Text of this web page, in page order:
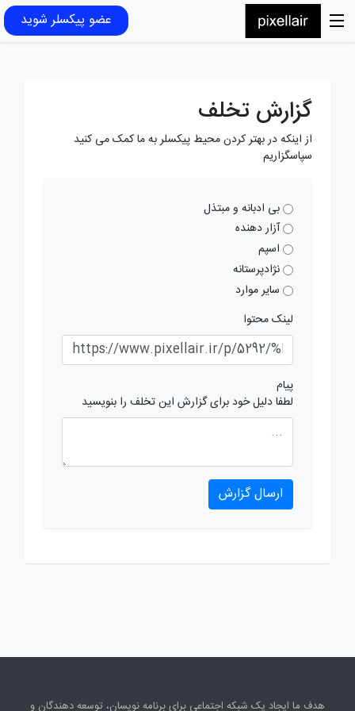
عضو پیکسلر شوید
گزارش تخلف
از اینکه در بهتر کردن محیط پیکسلر به ما کمک می کنید
سپاسگزاریم
بی ادبانه و مبتذل
آزار دهنده
اسپم
نژادپرستانه
سایر موارد
لینک محتوا
پیام
لطفا دلیل خود برای گزارش این تخلف را بنویسید
ارسال گزارش
هدف ما ایجاد یک شبکه اجتماعی برای برنامه نویسان، توسعه دهندگان و